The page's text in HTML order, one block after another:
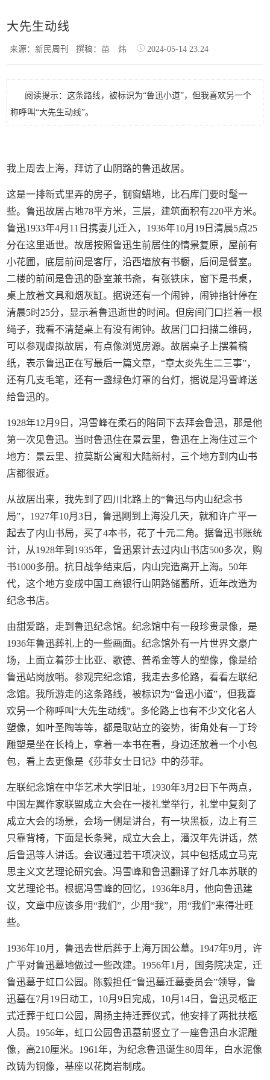
大先生动线
来源：新民周刊撰稿：苗 炜 2024-05-14 23:24
阅读提示：这条路线，被标识为“鲁迅小道”，但我喜欢另一个
称呼叫“大先生动线”。
我上周去上海，拜访了山阴路的鲁迅故居。
这是一排新式里弄的房子，钢窗蜡地，比石库门要时髦一
些。鲁迅故居占地78平方米，三层，建筑面积有220平方米。
鲁迅1933年4月11日携妻儿迁入，1936年10月19日清晨5点25
分在这里逝世。故居按照鲁迅生前居住的情景复原，屋前有
小花圃，底层前间是客厅，沿西墙放有书橱，后间是餐室。
二楼的前间是鲁迅的卧室兼书斋，有张铁床，窗下是书桌，
桌上放着文具和烟灰缸。据说还有一个闹钟，闹钟指针停在
清晨5时25分，显示着鲁迅逝世的时间。但房间门口拦着一根
绳子，我看不清楚桌上有没有闹钟。故居门口扫描二维码，
可以参观虚拟故居，有点像浏览房源。故居桌子上摆着稿
纸，表示鲁迅正在写最后一篇文章，“章太炎先生二三事”，
还有几支毛笔，还有一盏绿色灯罩的台灯，据说是冯雪峰送
给鲁迅的。
1928年12月9日，冯雪峰在柔石的陪同下去拜会鲁迅，那是他
第一次见鲁迅。当时鲁迅住在景云里，鲁迅在上海住过三个
地方：景云里、拉莫斯公寓和大陆新村，三个地方到内山书
店都很近。
从故居出来，我先到了四川北路上的“鲁迅与内山纪念书
局”，1927年10月3日，鲁迅刚到上海没几天，就和许广平一
起去了内山书局，买了4本书，花了十元二角。据鲁迅书账统
计，从1928年到1935年，鲁迅累计去过内山书店500多次，购
书1000多册。抗日战争结束后，内山完造离开上海。50年
代，这个地方变成中国工商银行山阴路储蓄所，近年改造为
纪念书店。
由甜爱路，走到鲁迅纪念馆。纪念馆中有一段珍贵录像，是
1936年鲁迅葬礼上的一些画面。纪念馆外有一片世界文豪广
场，上面立着莎士比亚、歌德、普希金等人的塑像，像是给
鲁迅站岗放哨。参观完纪念馆，我走去多伦路，看看左联纪
念馆。我所游走的这条路线，被标识为“鲁迅小道”，但我喜
欢另一个称呼叫“大先生动线”。多伦路上也有不少文化名人
塑像，如叶圣陶等等，都是取站立的姿势，街角处有一丁玲
雕塑是坐在长椅上，拿着一本书在看，身边还放着一个小包
包，看上去更像是《莎菲女士日记》中的莎菲。
左联纪念馆在中华艺术大学旧址，1930年3月2日下午两点，
中国左翼作家联盟成立大会在一楼礼堂举行，礼堂中复刻了
成立大会的场景，会场一侧是讲台，有一块黑板，边上有三
只靠背椅，下面是长条凳，成立大会上，潘汉年先讲话，然
后鲁迅等人讲话。会议通过若干项决议，其中包括成立马克
思主义文艺理论研究会。冯雪峰和鲁迅翻译了好几本苏联的
文艺理论书。根据冯雪峰的回忆，1936年8月，他向鲁迅建
议，文章中应该多用“我们”，少用“我”，用“我们”来得壮旺
些。
1936年10月，鲁迅去世后葬于上海万国公墓。1947年9月，许
广平对鲁迅墓地做过一些改建。1956年1月，国务院决定，迁
鲁迅墓于虹口公园。陈毅担任“鲁迅墓迁墓委员会”领导，鲁
迅墓在7月19日动工，10月9日完成，10月14日，鲁迅灵柩正
式迁葬于虹口公园，周扬主持迁葬仪式，他安排了两批扶柩
人员。1956年，虹口公园鲁迅墓前竖立了一座鲁迅白水泥雕
像，高210厘米。1961年，为纪念鲁迅诞生80周年，白水泥像
改铸为铜像，基座以花岗岩制成。